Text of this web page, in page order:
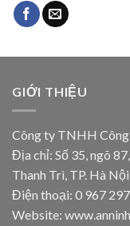
GIỚI THIỆU
Công ty TNHH
Địa chỉ: Số 35, ngõ
Thanh Trì, TP. Hà Nội
Điện thoại: 0 967
Website: